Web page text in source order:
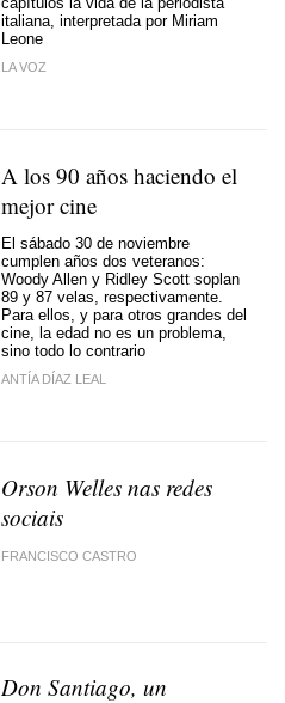
italiana, interpretada por Miriam
Leone
LA VOZ
A los 90 años haciendo el
mejor cine
El sábado 30 de noviembre
cumplen años dos veteranos:
Woody Allen y Ridley Scott soplan
89 y 87 velas, respectivamente.
Para ellos, y para otros grandes del
cine, la edad no es un problema,
sino todo lo contrario
ANTÍA DÍAZ LEAL
Orson Welles nas redes
sociais
FRANCISCO CASTRO
Don Santiago, un